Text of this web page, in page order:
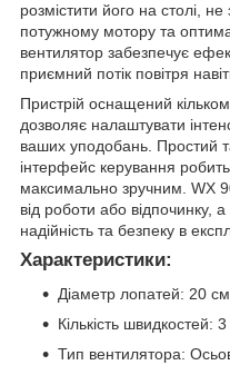
розмістити його на столі,
потужному мотору та
вентилятор забезпечує
приємний потік повітря
Пристрій оснащений
дозволяє налаштувати
ваших уподобань. Простий
інтерфейс керування
максимально зручним. WX
від роботи або відпочинку,
надійність та безпеку в
Характеристики:
Діаметр лопатей: 20 см
Кількість швидкостей: 3
Тип вентилятора: